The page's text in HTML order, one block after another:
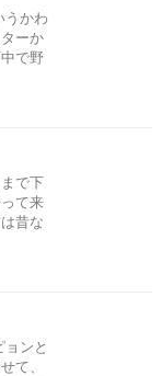
うかわ
ーか
で野
で下
て来
昔な
ンと
て、